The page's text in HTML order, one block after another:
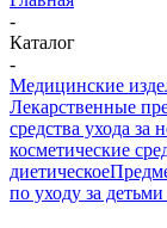
-
Каталог
-
Медицинские
Лекарственные
средства ухода за
косметические
диетическое
по уходу за